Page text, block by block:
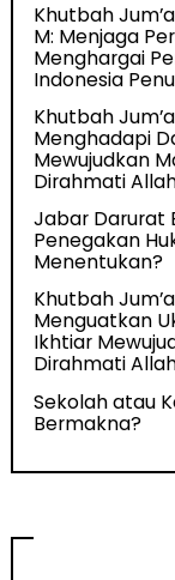
Khutbah
M: Menjaga
Menghargai
Indonesia
Khutbah
Menghadapi
Mewujudkan
Dirahmati
Jabar Darurat
Penegakan
Menentukan?
Khutbah
Menguatkan
Ikhtiar
Dirahmati
Sekolah atau
Bermakna?